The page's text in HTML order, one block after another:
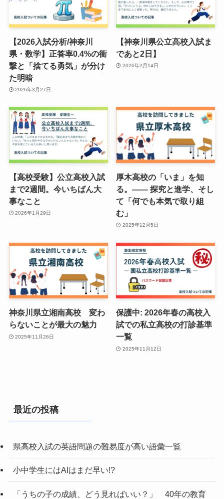
【2026入試分析/神奈川
県・数学】正答率0.4%の衝
撃と「捨てる勇気」が分け
た明暗
2026年3月27日
【神奈川県公立高校入試ま
であと2日】
2026年2月14日
【高校受験】公立高校入試
まで2週間。今いちばん大
事なこと
2026年1月29日
厚木高校の「いま」を知
る。—— 探究と進学、そし
て「何でも本気で取り組
む」
2025年12月5日
神奈川県立湘南高校 変わ
らないことが最大の魅力
2025年11月26日
保護中: 2026年春の高校入
試での私立高校の打診基準
一覧
2025年11月12日
最近の投稿
県高校入試の英語問題の難易度が高い語彙一覧
小中学生にはAIはまだ早い!?
「うちの子の成績、どう見ればいい？」 40年の教育